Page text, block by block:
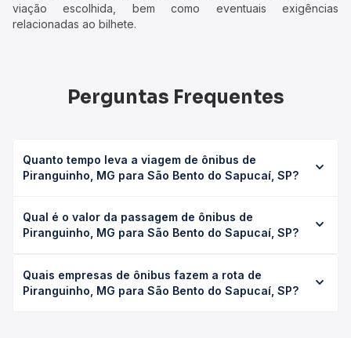
viação escolhida, bem como eventuais exigências
relacionadas ao bilhete.
Perguntas Frequentes
Quanto tempo leva a viagem de ônibus de
Piranguinho, MG para São Bento do Sapucaí, SP?
do Sapucaí, SP leva em média 1h 30min, podendo variar
conforme a viação, o tipo de serviço (convencional,
duração exata de cada opção na data desejada.
Qual é o valor da passagem de ônibus de
Piranguinho, MG para São Bento do Sapucaí, SP?
São Bento do Sapucaí, SP custa em média R$ 39,50 e
varia conforme a data da viagem, a empresa, o tipo de
Quais empresas de ônibus fazem a rota de
Piranguinho, MG para São Bento do Sapucaí, SP?